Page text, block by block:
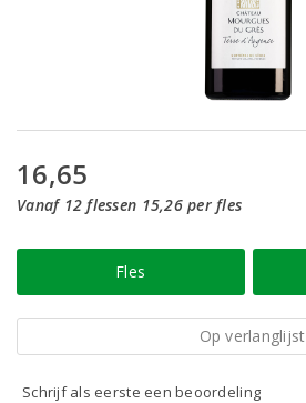
16,65
Vanaf 12 flessen 15,26 per fles
Fles
Op verlanglijst
Schrijf als eerste een beoordeling